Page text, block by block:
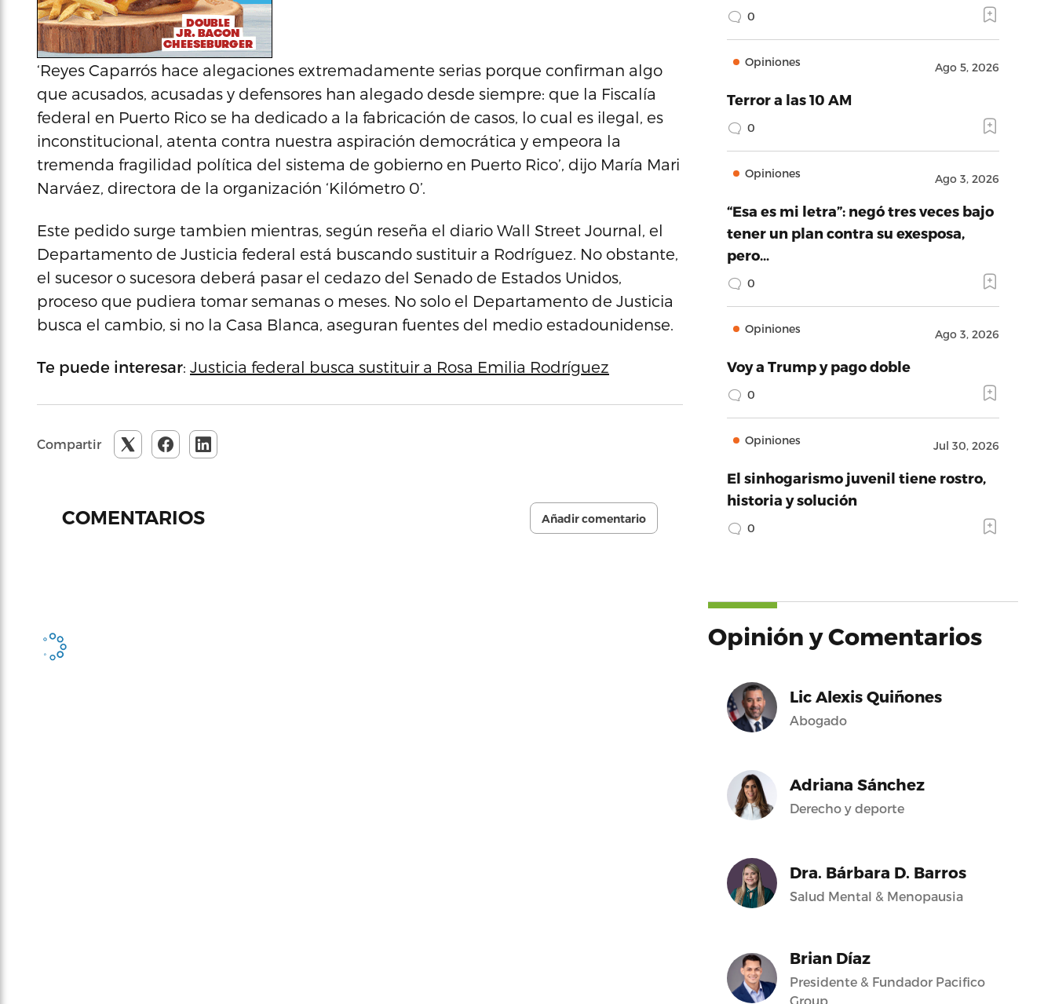
‘Reyes Caparrós hace alegaciones extremadamente serias porque confirman algo
que acusados, acusadas y defensores han alegado desde siempre: que la Fiscalía
federal en Puerto Rico se ha dedicado a la fabricación de casos, lo cual es ilegal, es
inconstitucional, atenta contra nuestra aspiración democrática y empeora la
tremenda fragilidad política del sistema de gobierno en Puerto Rico’, dijo María Mari
Narváez, directora de la organización ‘Kilómetro 0’.
Este pedido surge tambien mientras, según reseña el diario Wall Street Journal, el
Departamento de Justicia federal está buscando sustituir a Rodríguez. No obstante,
el sucesor o sucesora deberá pasar el cedazo del Senado de Estados Unidos,
proceso que pudiera tomar semanas o meses. No solo el Departamento de Justicia
busca el cambio, si no la Casa Blanca, aseguran fuentes del medio estadounidense.
Te puede interesar: Justicia federal busca sustituir a Rosa Emilia Rodríguez
Compartir
COMENTARIOS Añadir comentario
0
Opiniones Ago 5, 2026
Terror a las 10 AM
0
Opiniones Ago 3, 2026
“Esa es mi letra”: negó tres veces bajo
tener un plan contra su exesposa,
pero…
0
Opiniones Ago 3, 2026
Voy a Trump y pago doble
0
Opiniones Jul 30, 2026
El sinhogarismo juvenil tiene rostro,
historia y solución
0
Opinión y Comentarios
Lic Alexis Quiñones
Abogado
Adriana Sánchez
Derecho y deporte
Dra. Bárbara D. Barros
Salud Mental & Menopausia
Brian Díaz
Presidente & Fundador Pacifico
Group